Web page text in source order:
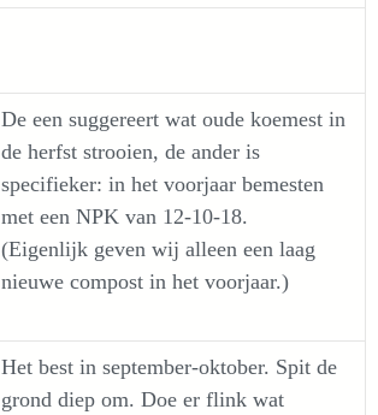
De een suggereert wat oude koemest in
de herfst strooien, de ander is
specifieker: in het voorjaar bemesten
met een NPK van 12-10-18.
(Eigenlijk geven wij alleen een laag
nieuwe compost in het voorjaar.)
Het best in september-oktober. Spit de
grond diep om. Doe er flink wat